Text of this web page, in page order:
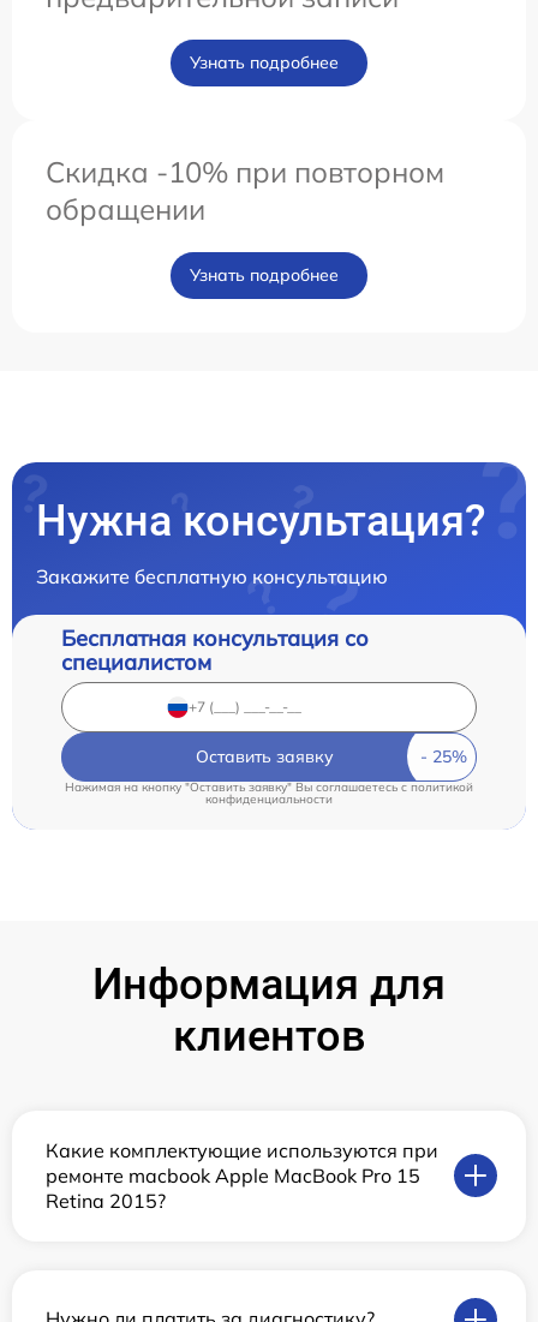
Узнать подробнее
Скидка -10% при повторном
обращении
Узнать подробнее
Нужна консультация?
Закажите бесплатную консультацию
Бесплатная консультация со
специалистом
Оставить заявку
Нажимая на кнопку "Оставить заявку" Вы соглашаетесь cполитикой
конфиденциальности
Информация для
клиентов
Какие комплектующие используются при
ремонте macbook Apple MacBook Pro 15
Retina 2015?